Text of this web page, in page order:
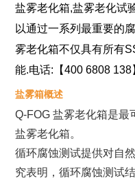
盐雾老化箱,盐雾老化试
以通过一系列最重要的
雾老化箱不仅具有所有
能.电话:【400 6808 138
盐雾箱概述
Q-FOG 盐雾老化箱是最
盐雾老化箱。
循环腐蚀测试提供对自
究表明，循环腐蚀测试